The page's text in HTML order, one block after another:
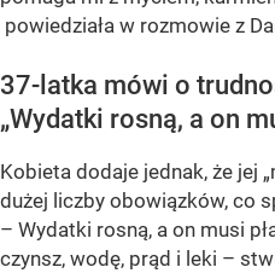
powiedziała w rozmowie z
37-latka mówi o
„Wydatki rosną, a on
Kobieta dodaje jednak, że jej
dużej liczby obowiązków, co
– Wydatki rosną, a on musi
czynsz, wodę, prąd i leki –